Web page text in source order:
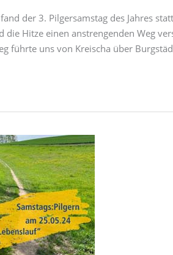
der 3. Pilgersamstag des Jahres
Hitze einen anstrengenden Weg
führte uns von Kreischa über